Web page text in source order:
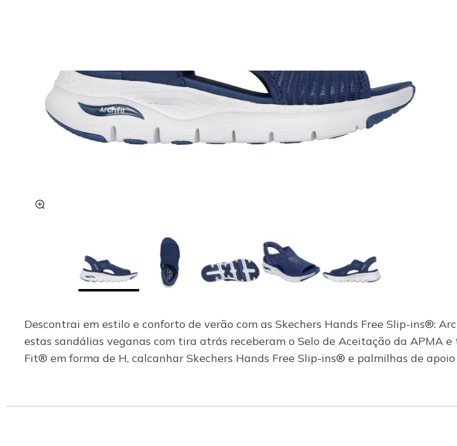
Descontrai em estilo e conforto de verão com as Skechers Hands Free Slip-ins®:
estas sandálias veganas com tira atrás receberam o Selo de Aceitação da APMA
Fit® em forma de H, calcanhar Skechers Hands Free Slip-ins® e palmilhas de